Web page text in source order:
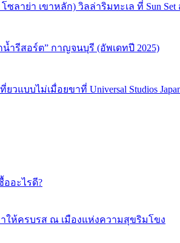
โซลาย่า เขาหลัก) วิลล่าริมทะเล ที่ Sun
ำรีสอร์ต” กาญจนบุรี (อัพเดทปี 2025)
แบบไม่เมื่อยขาที่ Universal Studios
ออะไรดี?
ให้ครบรส ณ เมืองแห่งความสุขริมโขง